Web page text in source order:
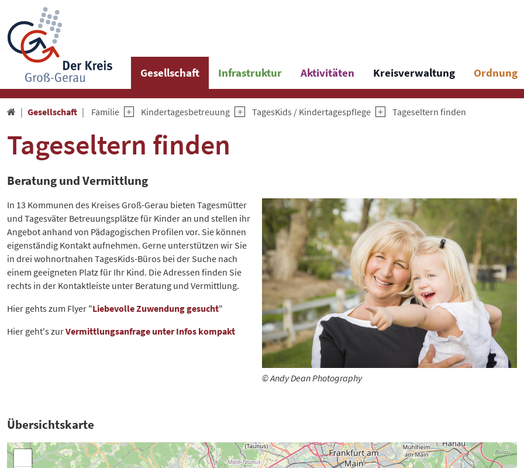
Gesellschaft Infrastruktur Aktivitäten Kreisverwaltung Ordnung
 Gesellschaft Familie Kindertagesbetreuung TagesKids / Kindertagespflege Tageseltern finden
Tageseltern finden
Beratung und Vermittlung
© Andy Dean Photography
In 13 Kommunen des Kreises Groß-Gerau bieten Tagesmütter
und Tagesväter Betreuungsplätze für Kinder an und stellen ihr
Angebot anhand von Pädagogischen Profilen vor. Sie können
eigenständig Kontakt aufnehmen. Gerne unterstützen wir Sie
in drei wohnortnahen TagesKids-Büros bei der Suche nach
einem geeigneten Platz für Ihr Kind. Die Adressen finden Sie
rechts in der Kontaktleiste unter Beratung und Vermittlung.
Hier gehts zum Flyer "Liebevolle Zuwendung gesucht"
Hier geht's zurVermittlungsanfrage unter Infos kompakt
Übersichtskarte